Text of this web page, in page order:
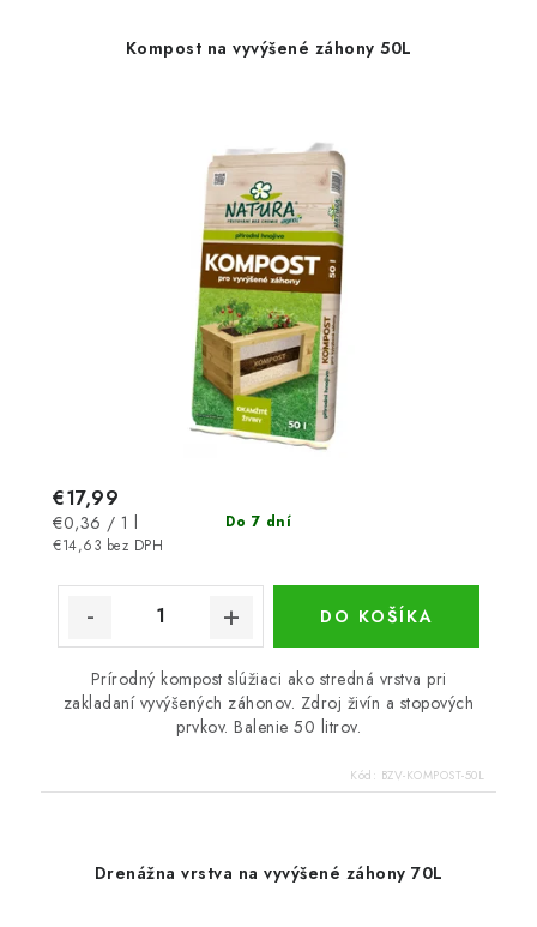
Kompost na vyvýšené záhony 50L
Do 7 dní
€14,63 bez DPH
€17,99
Jednotková
cena:
€0,36 / 1 l
DO KOŠÍKA
Prírodný kompost slúžiaci ako stredná vrstva pri
zakladaní vyvýšených záhonov. Zdroj živín a stopových
prvkov. Balenie 50 litrov.
Kód: BZV-KOMPOST-50L
Drenážna vrstva na vyvýšené záhony 70L